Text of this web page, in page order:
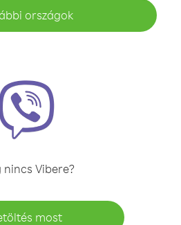
országok
nincs Vibere?
most